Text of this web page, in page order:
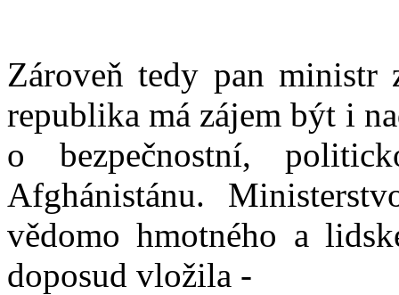
Zároveň tedy pan ministr
republika má zájem být i
o bezpečnostní,
Afghánistánu.
vědomo hmotného a
doposud vložila -